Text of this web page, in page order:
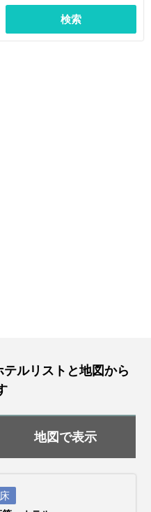
検索
ルリストと地図から
地図で表示